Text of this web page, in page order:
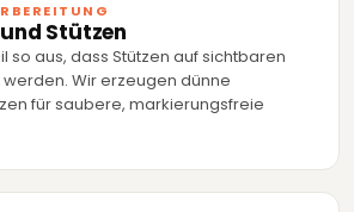
Stützen
so aus, dass Stützen auf sichtbaren
Wir erzeugen dünne
für saubere, markierungsfreie